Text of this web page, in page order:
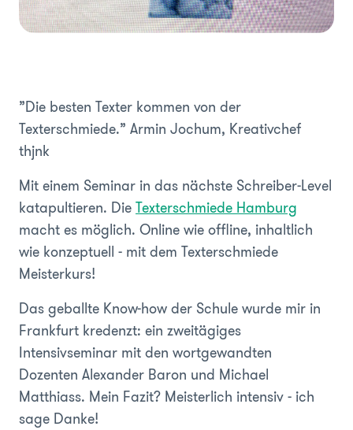
”Die besten Texter kommen von der
Texterschmiede.” Armin Jochum, Kreativchef
thjnk
Mit einem Seminar in das nächste Schreiber-Level
katapultieren. DieTexterschmiede Hamburg
macht es möglich. Online wie offline, inhaltlich
wie konzeptuell - mit dem Texterschmiede
Meisterkurs!
Das geballte Know-how der Schule wurde mir in
Frankfurt kredenzt: ein zweitägiges
Intensivseminar mit den wortgewandten
Dozenten Alexander Baron und Michael
Matthiass. Mein Fazit? Meisterlich intensiv - ich
sage Danke!